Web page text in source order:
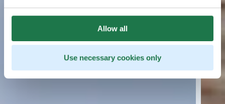
Allow all
Use necessary cookies only